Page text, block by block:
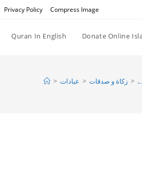
Privacy Policy Compress Image
Quran In English Donate Online
> عبادات > زکاة و صدقات >